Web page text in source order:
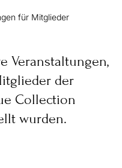
für Mitglieder
Veranstaltungen,
der
Collection
wurden.